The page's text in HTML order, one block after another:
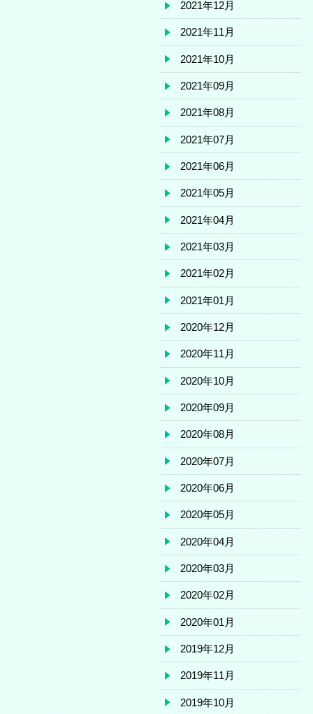
2021年12月
2021年11月
2021年10月
2021年09月
2021年08月
2021年07月
2021年06月
2021年05月
2021年04月
2021年03月
2021年02月
2021年01月
2020年12月
2020年11月
2020年10月
2020年09月
2020年08月
2020年07月
2020年06月
2020年05月
2020年04月
2020年03月
2020年02月
2020年01月
2019年12月
2019年11月
2019年10月